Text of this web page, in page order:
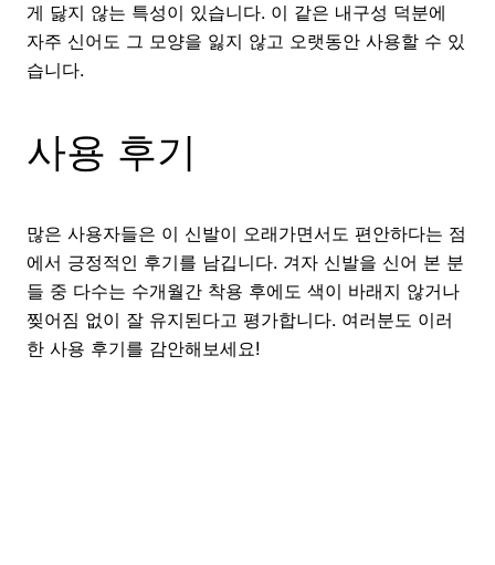
게 닳지 않는 특성이 있습니다. 이 같은 내구성 덕분에
자주 신어도 그 모양을 잃지 않고 오랫동안 사용할 수 있
습니다.
사용 후기
많은 사용자들은 이 신발이 오래가면서도 편안하다는 점
에서 긍정적인 후기를 남깁니다. 겨자 신발을 신어 본 분
들 중 다수는 수개월간 착용 후에도 색이 바래지 않거나
찢어짐 없이 잘 유지된다고 평가합니다. 여러분도 이러
한 사용 후기를 감안해보세요!